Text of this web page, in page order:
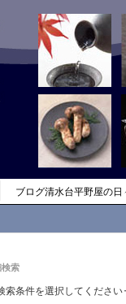
ブログ清水台平野屋の日
検索
索条件を選択してください